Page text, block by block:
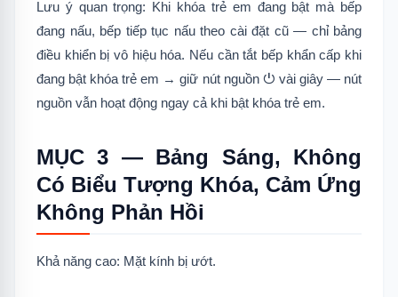
Lưu ý quan trọng: Khi khóa trẻ em đang bật mà bếp
đang nấu, bếp tiếp tục nấu theo cài đặt cũ — chỉ bảng
điều khiển bị vô hiệu hóa. Nếu cần tắt bếp khẩn cấp khi
đang bật khóa trẻ em → giữ nút nguồn ⏻ vài giây — nút
nguồn vẫn hoạt động ngay cả khi bật khóa trẻ em.
MỤC 3 — Bảng Sáng, Không
Có Biểu Tượng Khóa, Cảm Ứng
Không Phản Hồi
Khả năng cao: Mặt kính bị ướt.